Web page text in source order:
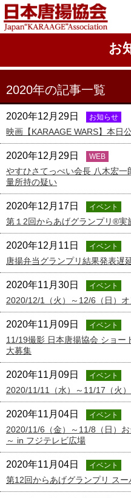
お
2020年の記事一覧
2020年12月29日 お知らせ
映画【KARAAGE WARS】本日
2020年12月29日 WEB
やすひさてっぺい会長 八木宏
量所持の疑い
2020年12月17日 イベント
第１2回からあげグランプリ®実
2020年12月11日 イベント
唐揚弁当グランプリ結果発表遅
2020年11月30日 イベント
2020/12/1（火）～12/6（日）
2020年11月09日 イベント
11/19撮影 日本唐揚協会 ショー
大募集
2020年11月09日 イベント
2020/11/11（水）～11/17（火
2020年11月04日 イベント
2020/11/6（金）～11/8（日）
～ in フジテレビ広場
2020年11月04日 イベント
第12回からあげグランプリ ス